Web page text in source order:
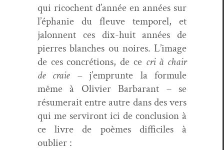
qui ric­ochent d’année en années sur
l’éphanie du fleuve tem­porel, et
jalon­nent ces dix-huit années de
pier­res blanch­es ou noires. L’image
de ces con­cré­tions, de ce cri à chair
de craie –j’emprunte la for­mule
même à Olivi­er Bar­barant – se
résumerait entre autre dans des vers
qui me servi­ront ici de con­clu­sion à
ce livre de poèmes dif­fi­ciles à
oublier :